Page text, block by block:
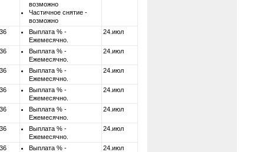
возможно
Частичное снятие -
возможно
Выплата % -
Ежемесячно.
24.июл
Выплата % -
Ежемесячно.
24.июл
Выплата % -
Ежемесячно.
24.июл
Выплата % -
Ежемесячно.
24.июл
Выплата % -
Ежемесячно.
24.июл
Выплата % -
Ежемесячно.
24.июл
Выплата % -
24.июл